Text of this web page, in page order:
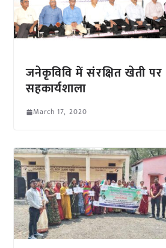
जनेकृविवि में संरक्षित खेती पर
सहकार्यशाला
March 17, 2020